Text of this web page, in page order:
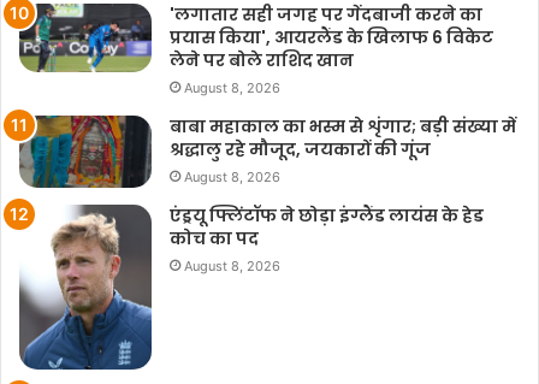
'लगातार सही जगह पर गेंदबाजी करने का
प्रयास किया', आयरलैंड के खिलाफ 6 विकेट
लेने पर बोले राशिद खान
August 8, 2026
बाबा महाकाल का भस्म से शृंगार; बड़ी संख्या में
श्रद्धालु रहे मौजूद, जयकारों की गूंज
August 8, 2026
एंड्रयू फ्लिंटॉफ ने छोड़ा इंग्लैंड लायंस के हेड
कोच का पद
August 8, 2026